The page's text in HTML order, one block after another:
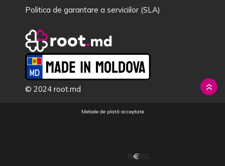
Politica de garantare a serviciilor (SLA)
© 2024 root.md
Metode de plată acceptate